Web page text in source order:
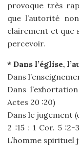
provoque très
que l’autorité
clairement et que
percevoir.
* Dans l’église,
Dans
Dans
Actes 20 :20)
Dans le jugement
2 :15 : 1 Cor. 5
L’homme spirituel